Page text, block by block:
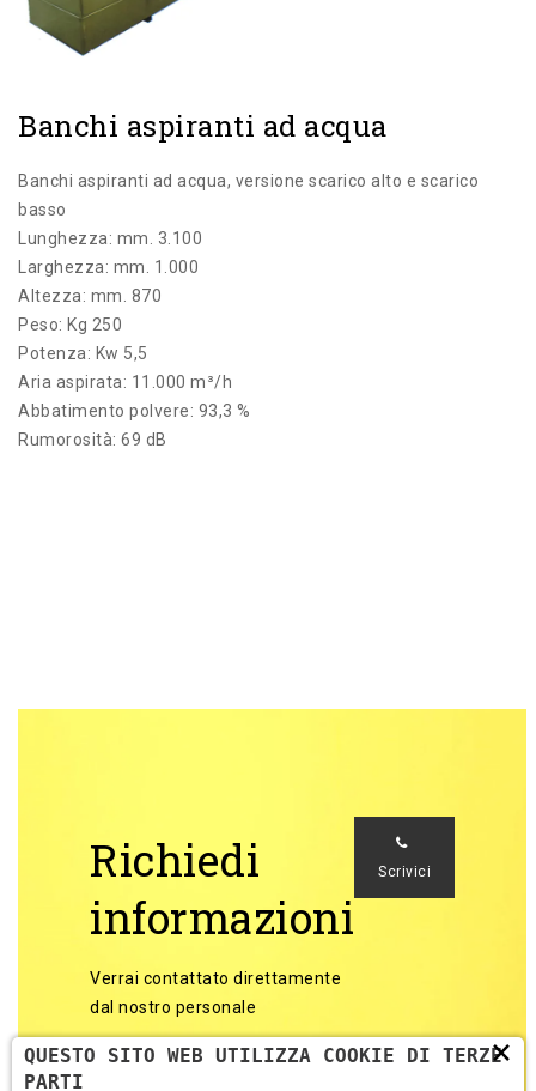
Banchi aspiranti ad acqua
Banchi aspiranti ad acqua, versione scarico alto e scarico
basso
Lunghezza: mm. 3.100
Larghezza: mm. 1.000
Altezza: mm. 870
Peso: Kg 250
Potenza: Kw 5,5
Aria aspirata: 11.000 m³/h
Abbatimento polvere: 93,3 %
Rumorosità: 69 dB
Richiedi
informazioni
Verrai contattato direttamente
dal nostro personale
Scrivici
×
QUESTO SITO WEB UTILIZZA COOKIE DI TERZE
PARTI